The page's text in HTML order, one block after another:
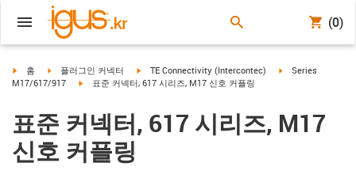
(0)
igus-icon-arrow-right
홈 igus-icon-arrow-right
플러그인 커넥터 igus-icon-arrow-right
TE Connectivity (Intercontec) igus-icon-arrow-
Series
M17/617/917
igus-icon-arrow-right
표준 커넥터, 617 시리즈, M17 신호 커플링
표준 커넥터, 617 시리즈, M17
신호 커플링